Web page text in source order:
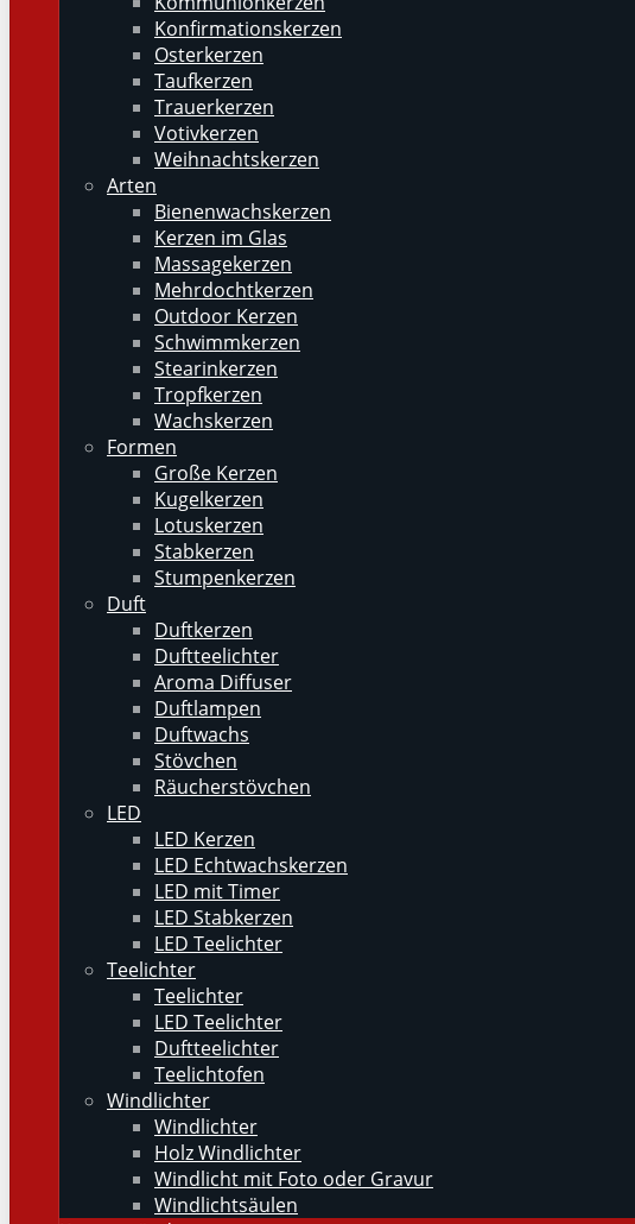
Konfirmationskerzen
Osterkerzen
Taufkerzen
Trauerkerzen
Votivkerzen
Weihnachtskerzen
Arten
Bienenwachskerzen
Kerzen im Glas
Massagekerzen
Mehrdochtkerzen
Outdoor Kerzen
Schwimmkerzen
Stearinkerzen
Tropfkerzen
Wachskerzen
Formen
Große Kerzen
Kugelkerzen
Lotuskerzen
Stabkerzen
Stumpenkerzen
Duft
Duftkerzen
Duftteelichter
Aroma Diffuser
Duftlampen
Duftwachs
Stövchen
Räucherstövchen
LED
LED Kerzen
LED Echtwachskerzen
LED mit Timer
LED Stabkerzen
LED Teelichter
Teelichter
Teelichter
LED Teelichter
Duftteelichter
Teelichtofen
Windlichter
Windlichter
Holz Windlichter
Windlicht mit Foto oder Gravur
Windlichtsäulen